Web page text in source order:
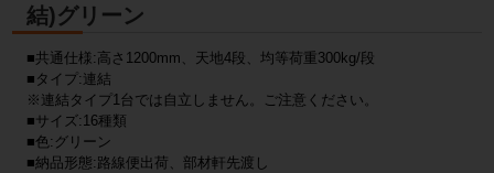
結)グリーン
■共通仕様:高さ1200mm、天地4段、均等荷重300kg/段
■タイプ:連結
※連結タイプ1台では自立しません。ご注意ください。
■サイズ:16種類
■色:グリーン
■納品形態:路線便出荷、部材軒先渡し